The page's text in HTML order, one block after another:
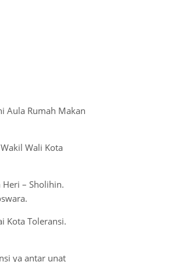
Aula Rumah Makan
Wali Kota
– Sholihin.
Kota Toleransi.
ya antar unat